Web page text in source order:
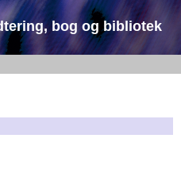
bog og bibliotek